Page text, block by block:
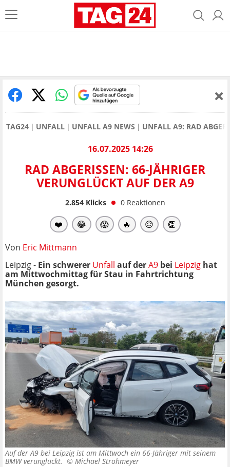
TAG24 UNFALL UNFALL A9 NEWS UNFALL A9: RAD
16.07.2025 14:26
RAD ABGERISSEN: 66-JÄHRIGER
VERUNGLÜCKT AUF DER A9
2.854Klicks 0 Reaktionen
❤️ 😂 😱 🔥 😥 👏
Von Eric Mittmann
Leipzig - Ein schwerer Unfall auf derA9 bei Leipzig hat
am Mittwochmittag für Stau in Fahrtrichtung
München gesorgt.
Auf der A9 bei Leipzig ist am Mittwoch ein 66-Jähriger mit seinem
BMW verunglückt. © Michael Strohmeyer